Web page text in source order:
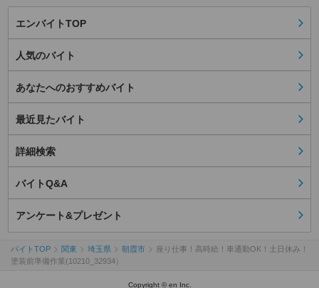
エンバイトTOP
人気のバイト
あなたへのおすすめバイト
最近見たバイト
詳細検索
バイトQ&A
アンケート&プレゼント
バイトTOP 関東 埼玉県 朝霞市
座り仕事！高時給！車通勤OK！土日休み！
塗装前準備作業(10210_32934）
Copyright © en Inc.